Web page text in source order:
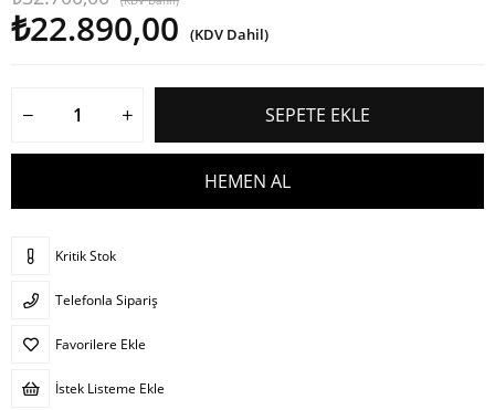
₺22.890,00 (KDV Dahil)
Kritik Stok
Telefonla Sipariş
Favorilere Ekle
İstek Listeme Ekle